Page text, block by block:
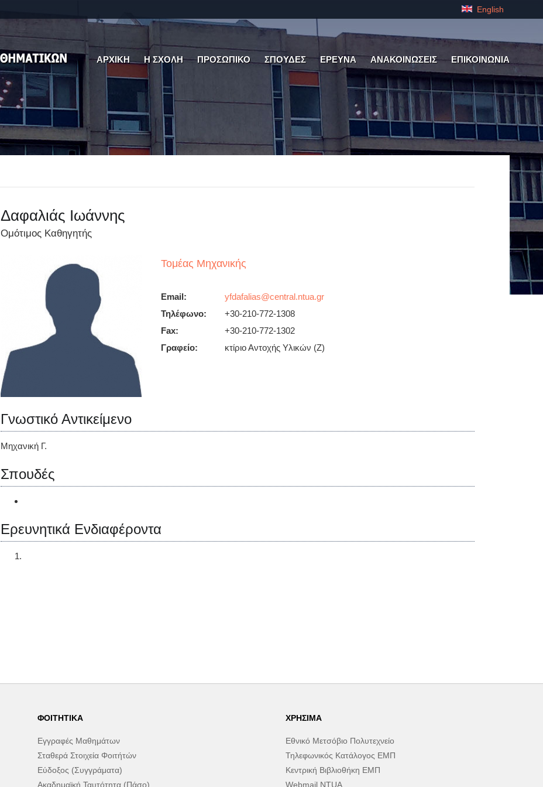
English
ΑΡΧΙΚΗ Η ΣΧΟΛΗ ΠΡΟΣΩΠΙΚΟ ΣΠΟΥΔΕΣ ΕΡΕΥΝΑ ΑΝΑΚΟΙΝΩΣΕΙΣ ΕΠΙΚΟΙΝΩΝΙΑ
Δαφαλιάς Ιωάννης
Ομότιμος Καθηγητής
Τομέας Μηχανικής
Email:
Τηλέφωνο:
+30-210-772-1308
Fax:
+30-210-772-1302
Γραφείο:
κτίριο Αντοχής Υλικών (Ζ)
Γνωστικό Αντικείμενο
Μηχανική Γ.
Σπουδές
Ερευνητικά Ενδιαφέροντα
ΦΟΙΤΗΤΙΚΆ
Εγγραφές Μαθημάτων
Σταθερά Στοιχεία Φοιτήτών
Εύδοξος (Συγγράματα)
Ακαδημαϊκή Ταυτότητα (Πάσο)
ΧΡΉΣΙΜΑ
Εθνικό Μετσόβιο Πολυτεχνείο
Τηλεφωνικός Κατάλογος ΕΜΠ
Κεντρική Βιβλιοθήκη ΕΜΠ
Webmail NTUA